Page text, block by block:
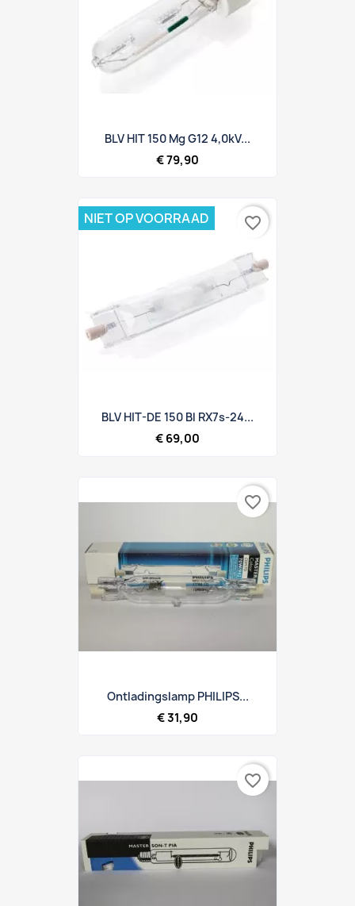
BLV HIT 150 Mg G12 4,0kV...
€ 79,90
BLV HIT-DE 150 Bl RX7s-24...
€ 69,00
NIET OP VOORRAAD favorite_border
Ontladingslamp PHILIPS...
€ 31,90
favorite_border
favorite_border